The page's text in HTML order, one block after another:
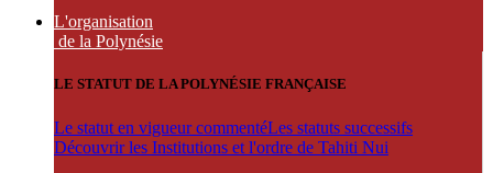
L'organisation
de la Polynésie
LE STATUT DE LA POLYNÉSIE FRANÇAISE
Le statut en vigueur commentéLes statuts successifs
Découvrir les Institutions et l'ordre de Tahiti Nui